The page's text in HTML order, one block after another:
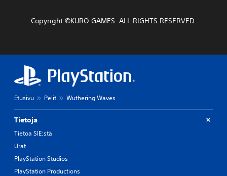
Copyright ©KURO GAMES. ALL RIGHTS RESERVED.
Etusivu Pelit Wuthering Waves
Tietoja
Tietoa SIE:stä
Urat
PlayStation Studios
PlayStation Productions